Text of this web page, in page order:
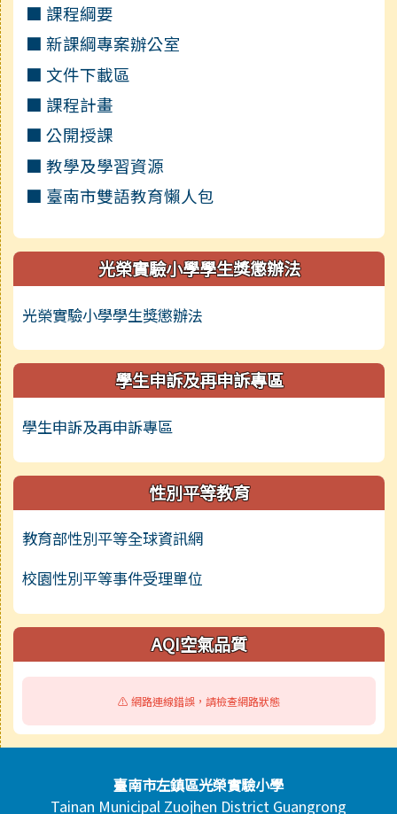
■ 課程綱要
■ 新課綱專案辦公室
■ 文件下載區
■ 課程計畫
■ 公開授課
■ 教學及學習資源
■ 臺南市雙語教育懶人包
光榮實驗小學學生獎懲辦法
光榮實驗小學學生獎懲辦法
學生申訴及再申訴專區
學生申訴及再申訴專區
性別平等教育
教育部性別平等全球資訊網
校園性別平等事件受理單位
AQI空氣品質
⚠️ 網路連線錯誤，請檢查網路狀態
頁尾區域內容臺南市左鎮區光榮實驗小學
Tainan Municipal Zuojhen District Guangrong